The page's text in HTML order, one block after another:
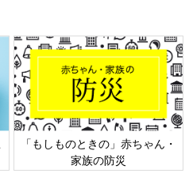
日本外来小児科学会リーフレッ
ト検討会